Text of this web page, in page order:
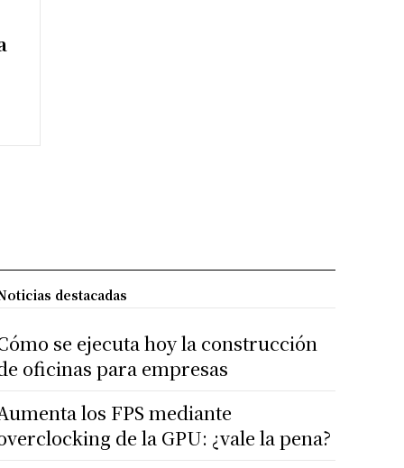
destacadas
se ejecuta hoy la construcción
oficinas para empresas
los FPS mediante
de la GPU: ¿vale la pena?